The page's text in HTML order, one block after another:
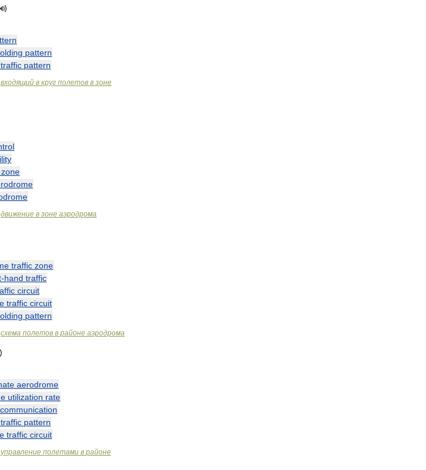
pattern
traffic pattern
входящий в круг полетов в зоне
zone
движение в зоне аэродрома
traffic zone
-hand traffic
circuit
traffic circuit
pattern
схема полетов в районе аэродрома
aerodrome
utilization rate
communication
traffic pattern
traffic circuit
управление полетами в районе